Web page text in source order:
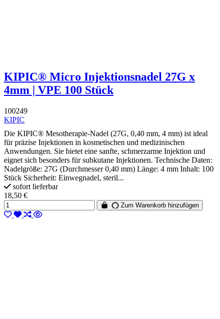
KIPIC® Micro Injektionsnadel 27G x
4mm | VPE 100 Stück
100249
KIPIC
Die KIPIC® Mesotherapie-Nadel (27G, 0,40 mm, 4 mm) ist ideal
für präzise Injektionen in kosmetischen und medizinischen
Anwendungen. Sie bietet eine sanfte, schmerzarme Injektion und
eignet sich besonders für subkutane Injektionen. Technische Daten:
Nadelgröße: 27G (Durchmesser 0,40 mm) Länge: 4 mm Inhalt: 100
Stück Sicherheit: Einwegnadel, steril...
sofort lieferbar
18,50 €
Zum Warenkorb hinzufügen